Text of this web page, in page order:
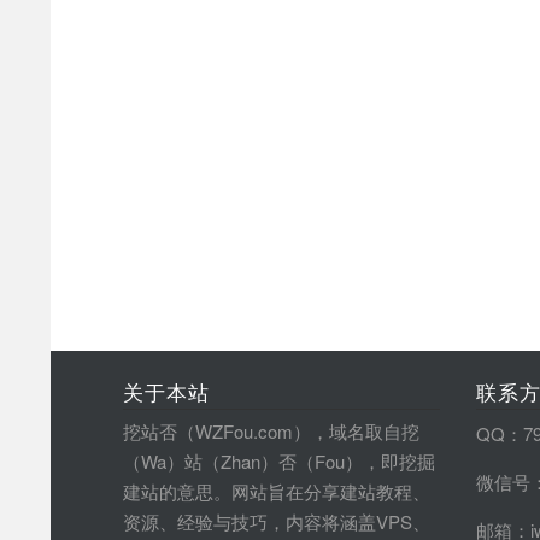
关于本站
挖站否（WZFou.com），域名取自挖
（Wa）站（Zhan）否（Fou），即挖掘
建站的意思。网站旨在分享建站教程、
资源、经验与技巧，内容将涵盖VPS、
联系
QQ：
微信号
邮箱：